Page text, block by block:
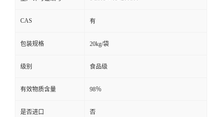
CAS 有
包装规格 20kg/袋
级别 食品级
有效物质含量 98％
是否进口 否